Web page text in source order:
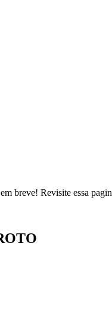
breve! Revisite essa